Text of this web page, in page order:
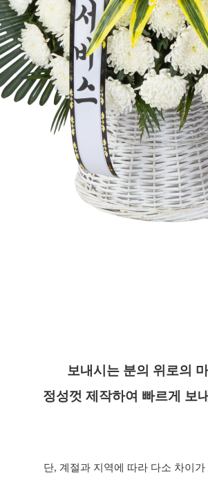
보내시는 분의 위로의
정성껏 제작하여 빠르게 보
단, 계절과 지역에 따라 다소 차이